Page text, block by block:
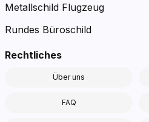
Metallschild Flugzeug
Rundes Büroschild
Rechtliches
Über uns
FAQ